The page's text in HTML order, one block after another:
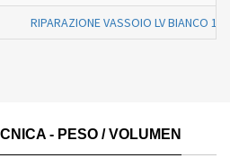
RIPARAZIONE VASSOIO LV BIANCO
- PESO / VOLUMEN